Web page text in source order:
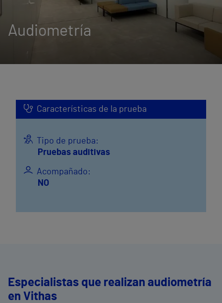
Audiometría
Características de la prueba
Tipo de prueba:
Pruebas auditivas
Acompañado:
NO
Especialistas que realizan audiometría
en Vithas